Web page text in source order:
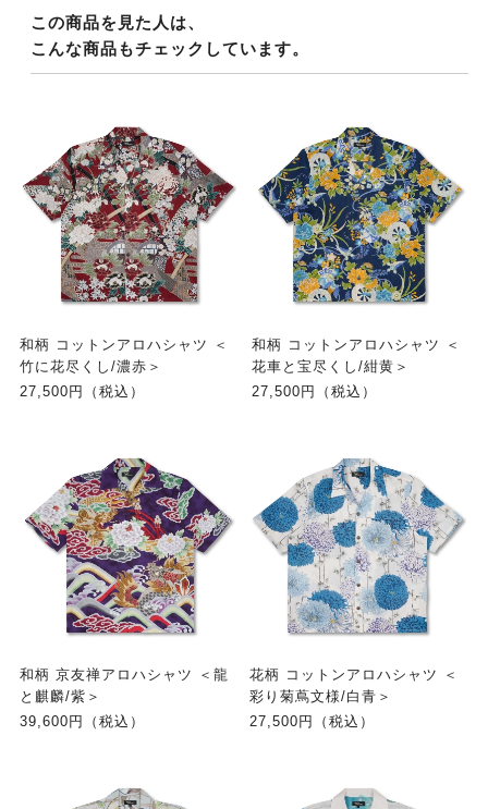
この商品を見た人は、
こんな商品もチェックしています。
和柄 コットンアロハシャツ ＜
竹に花尽くし/濃赤＞
27,500円（税込）
和柄 コットンアロハシャツ ＜
花車と宝尽くし/紺黄＞
27,500円（税込）
和柄 京友禅アロハシャツ ＜龍
と麒麟/紫＞
39,600円（税込）
花柄 コットンアロハシャツ ＜
彩り菊蔦文様/白青＞
27,500円（税込）